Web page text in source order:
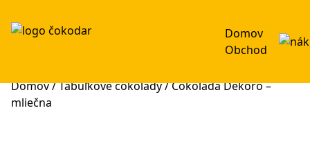
Domov
Obchod
Domov/Tabuľkové čokolády/ Čokoláda Dekoro –
mliečna